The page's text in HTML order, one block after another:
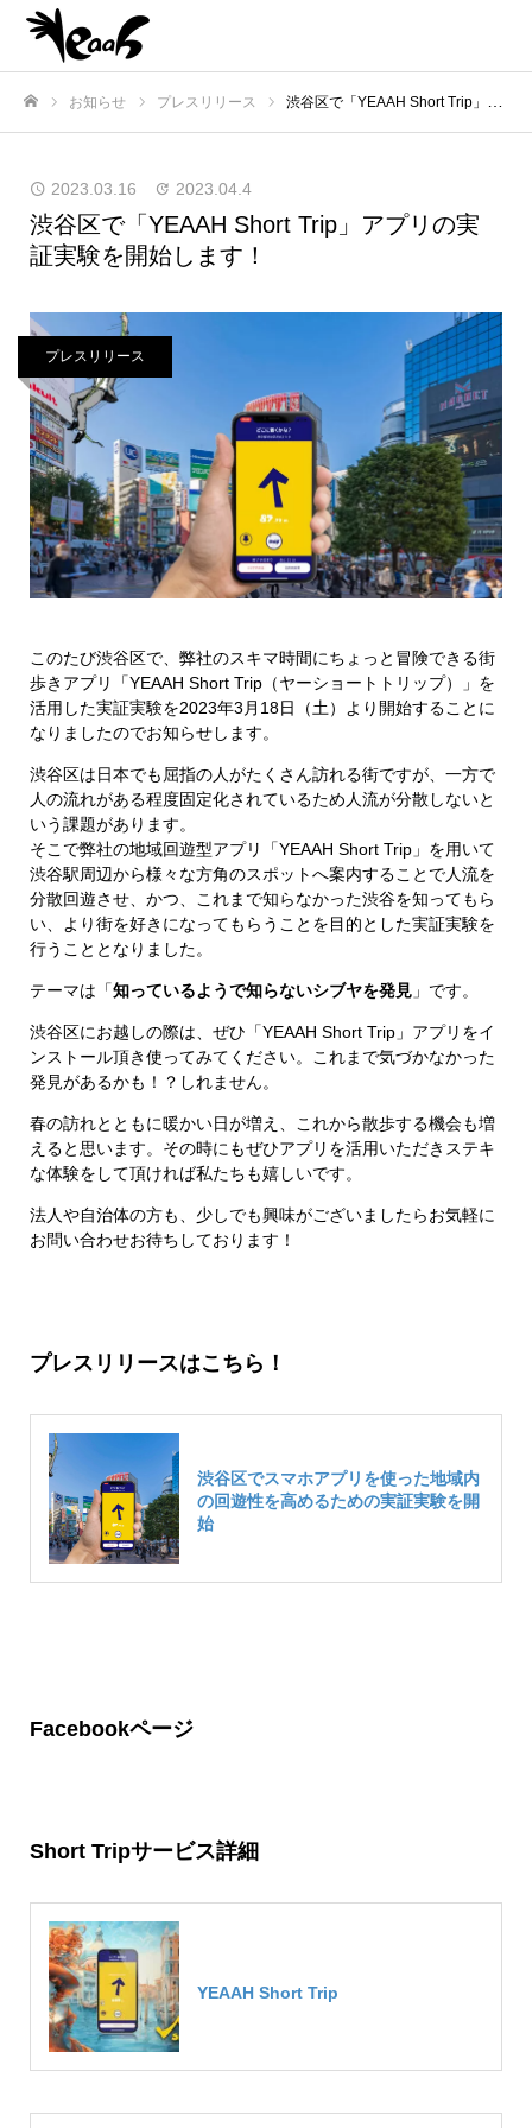
お知らせ プレスリリース 渋谷区で「YEAAH Short Trip」アプリの実証実験を開始します！
2023.03.16 2023.04.4
渋谷区で「YEAAH Short Trip」アプリの実
証実験を開始します！
プレスリリース
このたび渋谷区で、弊社のスキマ時間にちょっと冒険できる街
歩きアプリ「YEAAH Short Trip（ヤーショートトリップ）」を
活用した実証実験を2023年3月18日（土）より開始することに
なりましたのでお知らせします。
渋谷区は日本でも屈指の人がたくさん訪れる街ですが、一方で
人の流れがある程度固定化されているため人流が分散しないと
いう課題があります。
そこで弊社の地域回遊型アプリ「YEAAH Short Trip」を用いて
渋谷駅周辺から様々な方角のスポットへ案内することで人流を
分散回遊させ、かつ、これまで知らなかった渋谷を知ってもら
い、より街を好きになってもらうことを目的とした実証実験を
行うこととなりました。
テーマは「知っているようで知らないシブヤを発見 」です。
渋谷区にお越しの際は、ぜひ「YEAAH Short Trip」アプリをイ
ンストール頂き使ってみてください。これまで気づかなかった
発見があるかも！？しれません。
春の訪れとともに暖かい日が増え、これから散歩する機会も増
えると思います。その時にもぜひアプリを活用いただきステキ
な体験をして頂ければ私たちも嬉しいです。
法人や自治体の方も、少しでも興味がございましたらお気軽に
お問い合わせお待ちしております！
プレスリリースはこちら！
渋谷区でスマホアプリを使った地域内
の回遊性を高めるための実証実験を開
始
Facebookページ
Short Tripサービス詳細
YEAAH Short Trip